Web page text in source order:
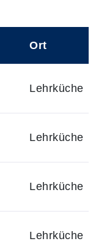
Ort
Lehrküche
Lehrküche
Lehrküche
Lehrküche